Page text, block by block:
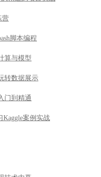
营
脚本编程
算与模型
转数据展示
门到精通
Kaggle案例实战